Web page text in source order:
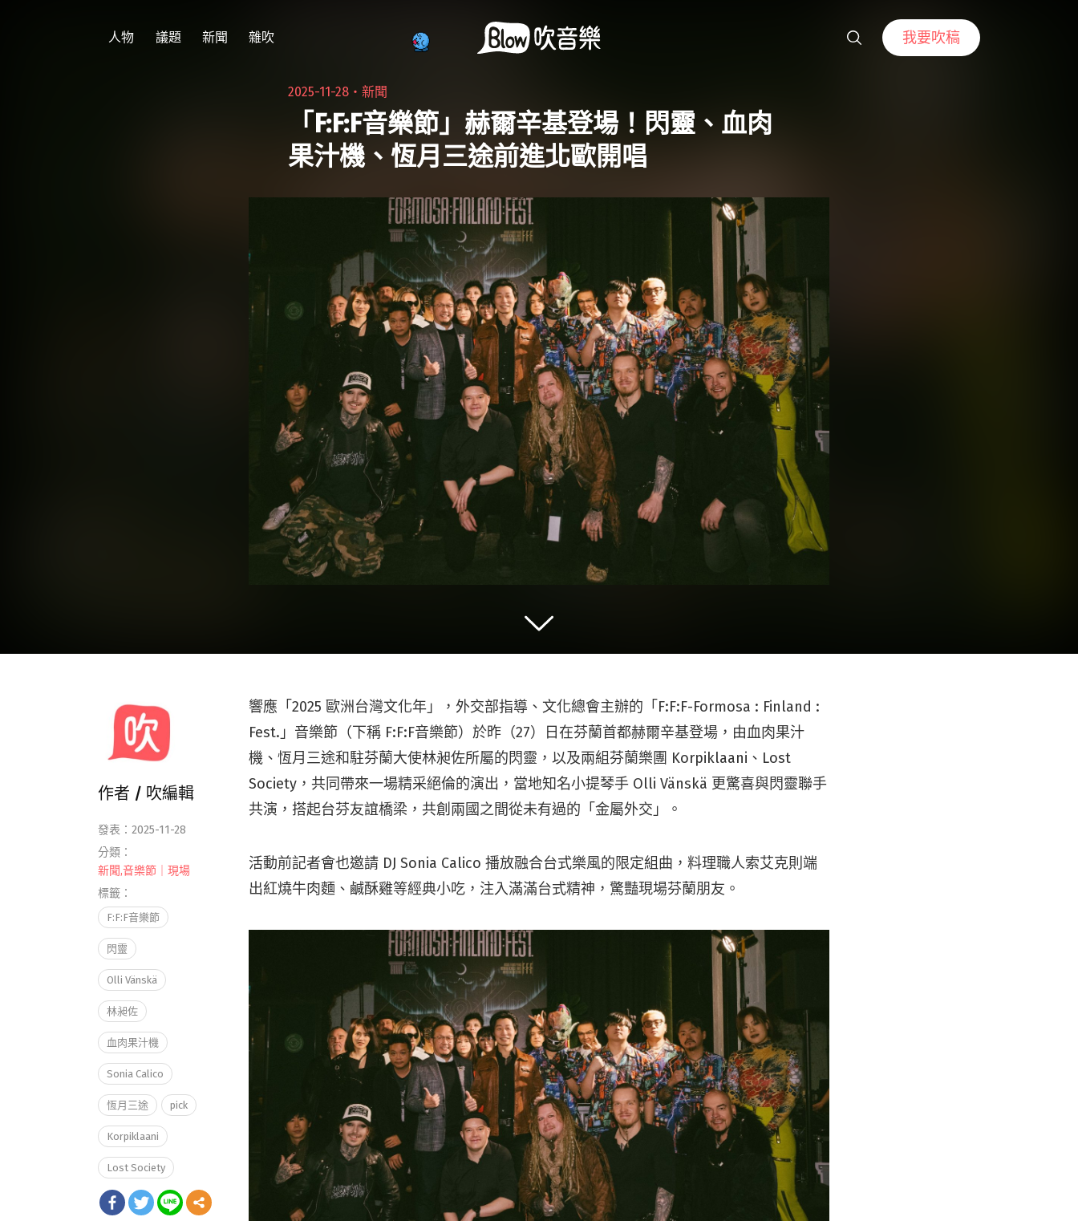
人物 議題 新聞 雜吹 我要吹稿
2025-11-28・新聞
「F:F:F音樂節」赫爾辛基登場！閃靈、血肉
果汁機、恆月三途前進北歐開唱
響應「2025 歐洲台灣文化年」，外交部指導、文化總會主辦的「F:F:F-Formosa : Finland :
Fest.」音樂節（下稱 F:F:F音樂節）於昨（27）日在芬蘭首都赫爾辛基登場，由血肉果汁
機、恆月三途和駐芬蘭大使林昶佐所屬的閃靈，以及兩組芬蘭樂團 Korpiklaani、Lost
Society，共同帶來一場精采絕倫的演出，當地知名小提琴手 Olli Vänskä 更驚喜與閃靈聯手
共演，搭起台芬友誼橋梁，共創兩國之間從未有過的「金屬外交」。
活動前記者會也邀請 DJ Sonia Calico 播放融合台式樂風的限定組曲，料理職人索艾克則端
出紅燒牛肉麵、鹹酥雞等經典小吃，注入滿滿台式精神，驚豔現場芬蘭朋友。
作者 / 吹編輯
發表：2025-11-28
分類：
新聞,音樂節｜現場
標籤：
F:F:F音樂節
閃靈
Olli Vänskä
林昶佐
血肉果汁機
Sonia Calico
恆月三途 pick
Korpiklaani
Lost Society